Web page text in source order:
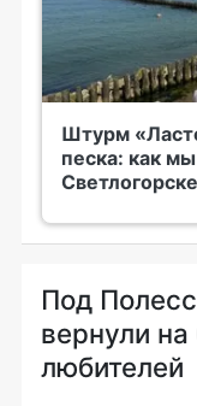
Штурм
песка: как
Светлогорске
Под
вернули
любителей